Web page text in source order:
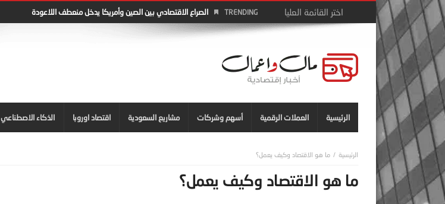
TRENDING الصراع الاقتصادي بين الصين وأمريكا يدخل منعطف اللاعودة
الرئيسية العملات الرقمية أسهم وشركات مشاريع السعودية اقتصاد اوروبا الذكاء الاصطناعي
ما هو الاقتصاد وكيف يعمل؟
ما هو الاقتصاد وكيف يعمل؟